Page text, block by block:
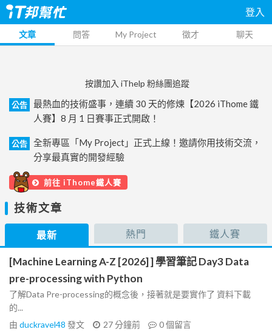
登入
文章 問答 My Project 徵才 聊天
按讚加入 iThelp 粉絲團追蹤
公告
最熱血的技術盛事，連續 30 天的修煉【2026 iThome 鐵
人賽】8 月 1 日賽事正式開啟！
公告
全新專區「My Project」正式上線！邀請你用技術交流，
分享最真實的開發經驗
前往 iThome鐵人賽
技術文章
最新 熱門 鐵人賽
[Machine Learning A-Z [2026] ] 學習筆記 Day3 Data
pre-processing with Python
了解Data Pre-processing的概念後，接著就是要實作了 資料下載
的...
由 duckravel48 發文 27 分鐘前 0個留言